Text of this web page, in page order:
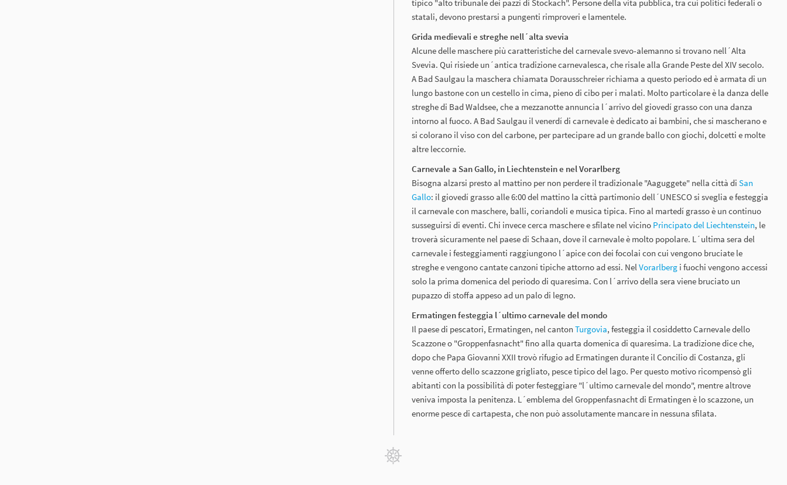
tipico "alto tribunale dei pazzi di Stockach". Persone della vita pubblica, tra cui politici federali o
statali, devono prestarsi a pungenti rimproveri e lamentele.
Grida medievali e streghe nell´alta svevia
Alcune delle maschere più caratteristiche del carnevale svevo-alemanno si trovano nell´Alta
Svevia. Qui risiede un´antica tradizione carnevalesca, che risale alla Grande Peste del XIV secolo.
A Bad Saulgau la maschera chiamata Dorausschreier richiama a questo periodo ed è armata di un
lungo bastone con un cestello in cima, pieno di cibo per i malati. Molto particolare è la danza delle
streghe di Bad Waldsee, che a mezzanotte annuncia l´arrivo del giovedí grasso con una danza
intorno al fuoco. A Bad Saulgau il venerdí di carnevale è dedicato ai bambini, che si mascherano e
si colorano il viso con del carbone, per partecipare ad un grande ballo con giochi, dolcetti e molte
altre leccornie.
Carnevale a San Gallo, in Liechtenstein e nel Vorarlberg
Bisogna alzarsi presto al mattino per non perdere il tradizionale "Aaguggete" nella città di San
Gallo: il giovedí grasso alle 6:00 del mattino la città partimonio dell´UNESCO si sveglia e festeggia
il carnevale con maschere, balli, coriandoli e musica tipica. Fino al martedí grasso è un continuo
susseguirsi di eventi. Chi invece cerca maschere e sfilate nel vicino Principato del Liechtenstein, le
troverà sicuramente nel paese di Schaan, dove il carnevale è molto popolare. L´ultima sera del
carnevale i festeggiamenti raggiungono l´apice con dei focolai con cui vengono bruciate le
streghe e vengono cantate canzoni tipiche attorno ad essi. NelVorarlberg i fuochi vengono accessi
solo la prima domenica del periodo di quaresima. Con l´arrivo della sera viene bruciato un
pupazzo di stoffa appeso ad un palo di legno.
Ermatingen festeggia l´ultimo carnevale del mondo
Il paese di pescatori, Ermatingen, nel canton Turgovia, festeggia il cosiddetto Carnevale dello
Scazzone o "Groppenfasnacht" fino alla quarta domenica di quaresima. La tradizione dice che,
dopo che Papa Giovanni XXII trovò rifugio ad Ermatingen durante il Concilio di Costanza, gli
venne offerto dello scazzone grigliato, pesce tipico del lago. Per questo motivo ricompensò gli
abitanti con la possibilità di poter festeggiare "l´ultimo carnevale del mondo", mentre altrove
veniva imposta la penitenza. L´emblema del Groppenfasnacht di Ermatingen è lo scazzone, un
enorme pesce di cartapesta, che non può assolutamente mancare in nessuna sfilata.